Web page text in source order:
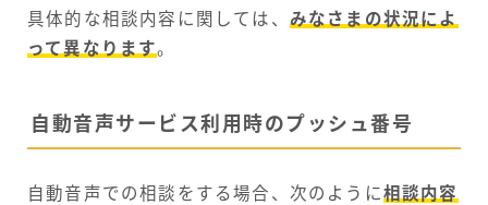
具体的な相談内容に関しては、 みなさまの状況によ
って異なります。
自動音声サービス利用時のプッシュ番号
自動音声での相談をする場合、次のように相談内容